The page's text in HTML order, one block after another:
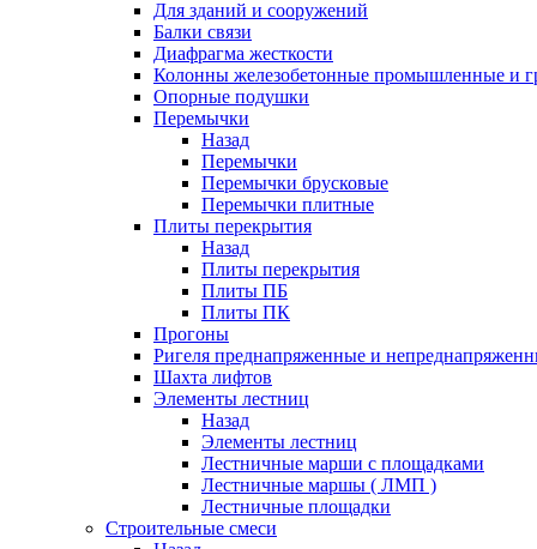
Для зданий и сооружений
Балки связи
Диафрагма жесткости
Колонны железобетонные промышленные и
Опорные подушки
Перемычки
Назад
Перемычки
Перемычки брусковые
Перемычки плитные
Плиты перекрытия
Назад
Плиты перекрытия
Плиты ПБ
Плиты ПК
Прогоны
Ригеля преднапряженные и
Шахта лифтов
Элементы лестниц
Назад
Элементы лестниц
Лестничные марши с площадками
Лестничные маршы ( ЛМП )
Лестничные площадки
Строительные смеси